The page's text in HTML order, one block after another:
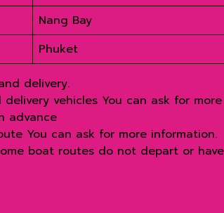
Nang Bay
Phuket
delivery.
vehicles You can ask for
advance
You can ask for more information.
boat routes do not depart or